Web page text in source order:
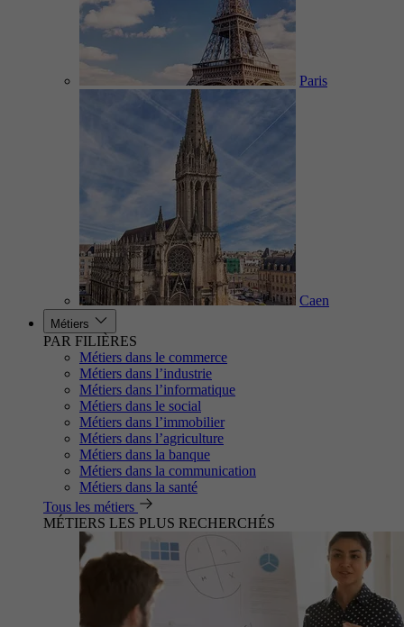
Paris
Caen
Métiers
PAR FILIÈRES
Métiers dans le commerce
Métiers dans l’industrie
Métiers dans l’informatique
Métiers dans le social
Métiers dans l’immobilier
Métiers dans l’agriculture
Métiers dans la banque
Métiers dans la communication
Métiers dans la santé
Tous les métiers
MÉTIERS LES PLUS RECHERCHÉS